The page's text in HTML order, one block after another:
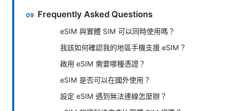
Frequently Asked Questions
eSIM 與實體 SIM 可以同時使用嗎？
我該如何確認我的地區手機支援 eSIM？
啟用 eSIM 需要哪種憑證？
eSIM 是否可以在國外使用？
設定 eSIM 遇到無法連線怎麼辦？